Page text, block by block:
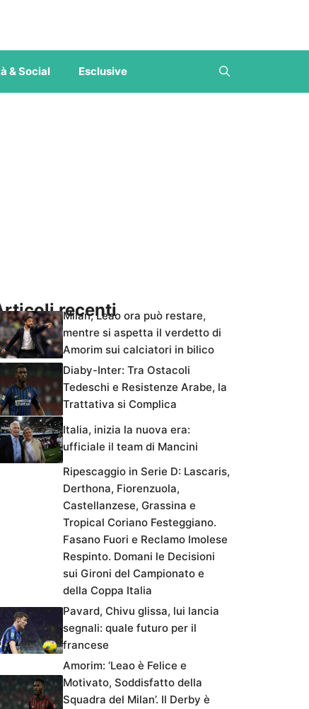
& Social Esclusive
recenti
Milan, Leao ora può restare,
mentre si aspetta il verdetto di
Amorim sui calciatori in bilico
Diaby-Inter: Tra Ostacoli
Tedeschi e Resistenze Arabe, la
Trattativa si Complica
Italia, inizia la nuova era:
ufficiale il team di Mancini
Ripescaggio in Serie D: Lascaris,
Derthona, Fiorenzuola,
Castellanzese, Grassina e
Tropical Coriano Festeggiano.
Fasano Fuori e Reclamo Imolese
Respinto. Domani le Decisioni
sui Gironi del Campionato e
della Coppa Italia
Pavard, Chivu glissa, lui lancia
segnali: quale futuro per il
francese
Amorim: ‘Leao è Felice e
Motivato, Soddisfatto della
Squadra del Milan’. Il Derby è